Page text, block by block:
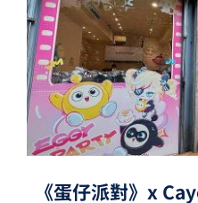
《蛋仔派對》x